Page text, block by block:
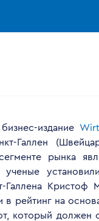
издание
Галлен
рынка
ученые
Галлена
рейтинг на
который должен